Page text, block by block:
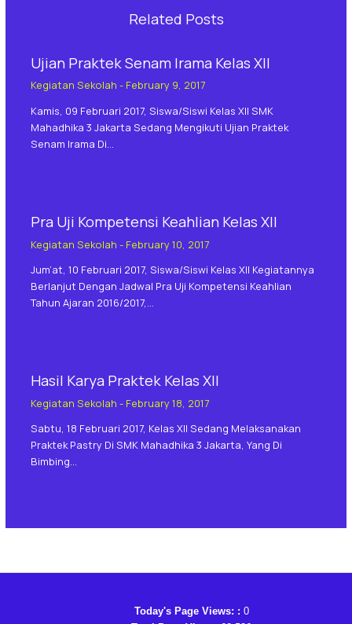
Related Posts
Ujian Praktek Senam Irama Kelas XII
Kegiatan Sekolah - February 9, 2017
Kamis, 09 Februari 2017, Siswa/siswi Kelas XII SMK
Mahadhika 3 Jakarta Sedang Mengikuti Ujian Praktek
Senam Irama Di…
Pra Uji Kompetensi Keahlian Kelas XII
Kegiatan Sekolah - February 10, 2017
Jum’at, 10 Februari 2017, Siswa/siswi Kelas XII Kegiatannya
Berlanjut Dengan Jadwal Pra Uji Kompetensi Keahlian
Tahun Ajaran 2016/2017,…
Hasil Karya Praktek Kelas XII
Kegiatan Sekolah - February 18, 2017
Sabtu, 18 Februari 2017, Kelas XII Sedang Melaksanakan
Praktek Pastry Di SMK Mahadhika 3 Jakarta, Yang Di
Bimbing…
Today's Page Views: : 0